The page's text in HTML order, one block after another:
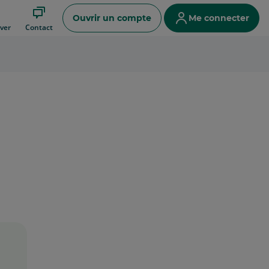
Contact
Ouvrir un compte Me connecter